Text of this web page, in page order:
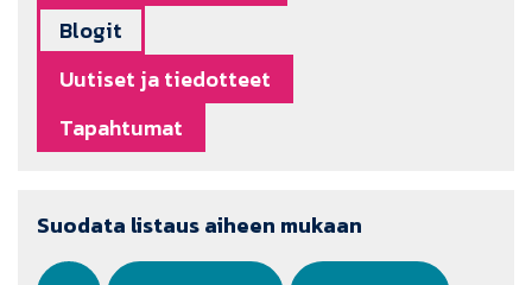
Blogit
Uutiset ja tiedotteet
Tapahtumat
Suodata listaus aiheen mukaan